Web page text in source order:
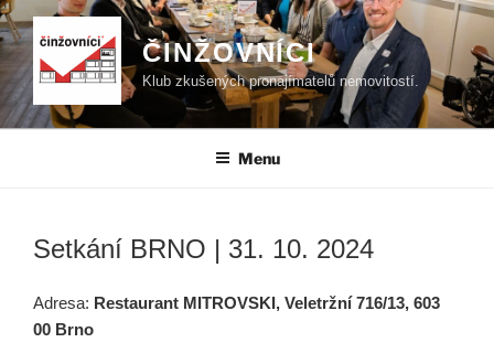
Přejít
k
obsahu
webu
ČINŽOVNÍCI
Klub zkušených pronajímatelů nemovitostí.
Menu
Setkání BRNO | 31. 10. 2024
Adresa: Restaurant MITROVSKI, Veletržní 716/13, 603
00 Brno